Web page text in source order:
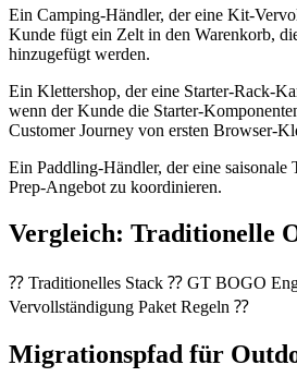
Ein Camping-Händler, der eine Kit-
Kunde fügt ein Zelt in den Warenkorb,
hinzugefügt werden.
Ein Klettershop, der eine Starter-Rack-
wenn der Kunde die Starter-
Customer Journey von ersten Browser-
Ein Paddling-Händler, der eine
Prep-Angebot zu koordinieren.
Vergleich: Traditionelle
⁇ Traditionelles Stack ⁇ GT BOGO
Vervollständigung Paket Regeln ⁇
Migrationspfad für